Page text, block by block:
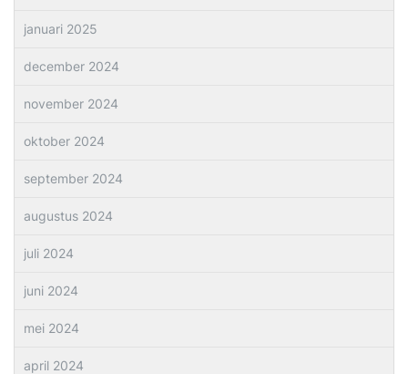
januari 2025
december 2024
november 2024
oktober 2024
september 2024
augustus 2024
juli 2024
juni 2024
mei 2024
april 2024